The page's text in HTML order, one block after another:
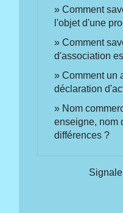
Comment
l'objet d'une
Comment
d'association
Comment un
déclaration
Nom
enseigne, nom
différences ?